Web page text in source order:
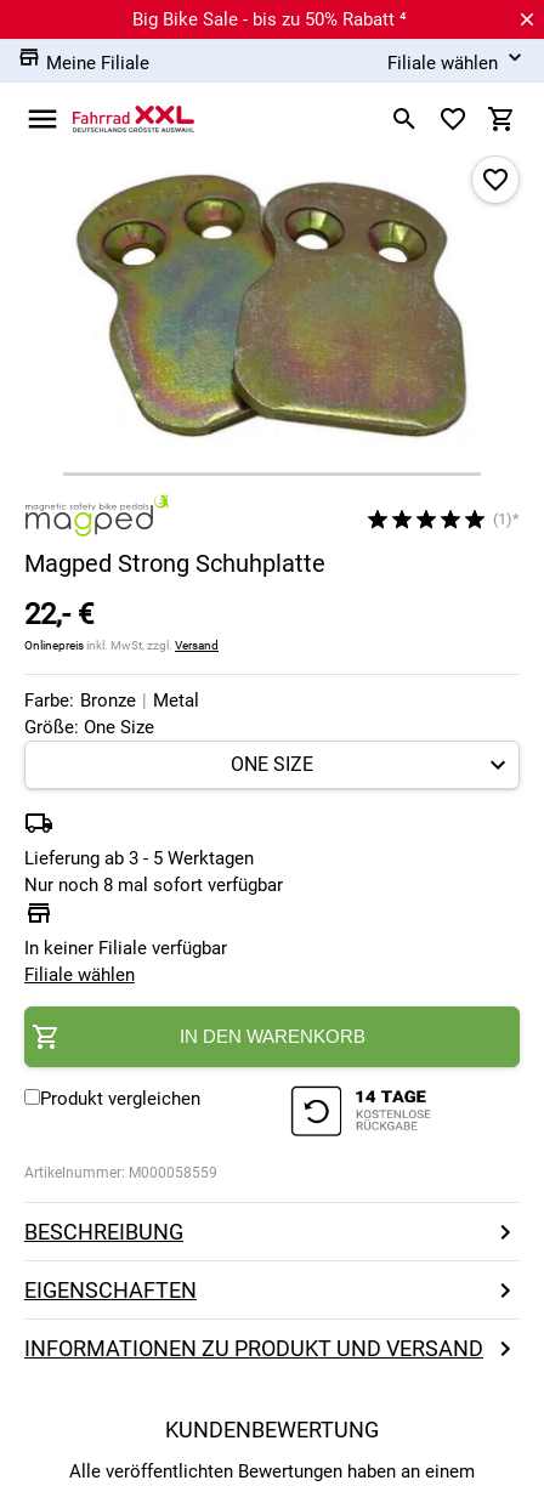
Big Bike Sale - bis zu 50% Rabatt ⁴
Meine Filiale
Filiale wählen
(1)*
Magped Strong Schuhplatte
22,- €
Onlinepreisinkl. MwSt, zzgl. Versand
Farbe: Bronze | Metal
Größe: One Size
Lieferung ab 3 - 5 Werktagen
Nur noch 8 mal sofort verfügbar
In keiner Filiale verfügbar
Filiale wählen
IN DEN WARENKORB
Produkt vergleichen
Artikelnummer: M000058559
BESCHREIBUNG
EIGENSCHAFTEN
INFORMATIONEN ZU PRODUKT UND VERSAND
KUNDENBEWERTUNG
Alle veröffentlichten Bewertungen haben an einem